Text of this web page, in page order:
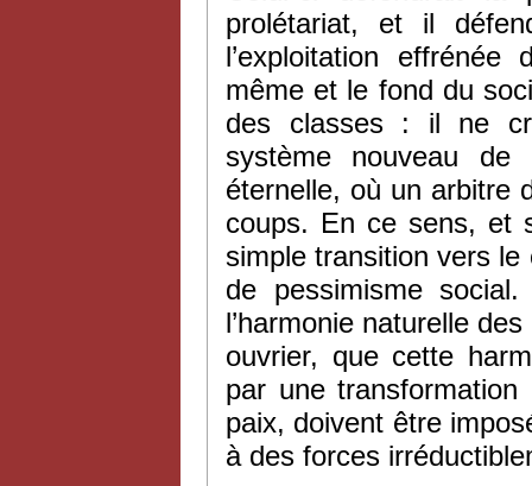
prolétariat, et il
l’exploitation
même et le fond du
des classes : il ne
système nouveau
éternelle, où un arbitre
coups. En ce sens, et
simple transition vers le
de pessimisme
l’harmonie naturelle
ouvrier, que cette
par une
paix, doivent être
à des forces